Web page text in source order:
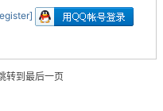
转到最后一页